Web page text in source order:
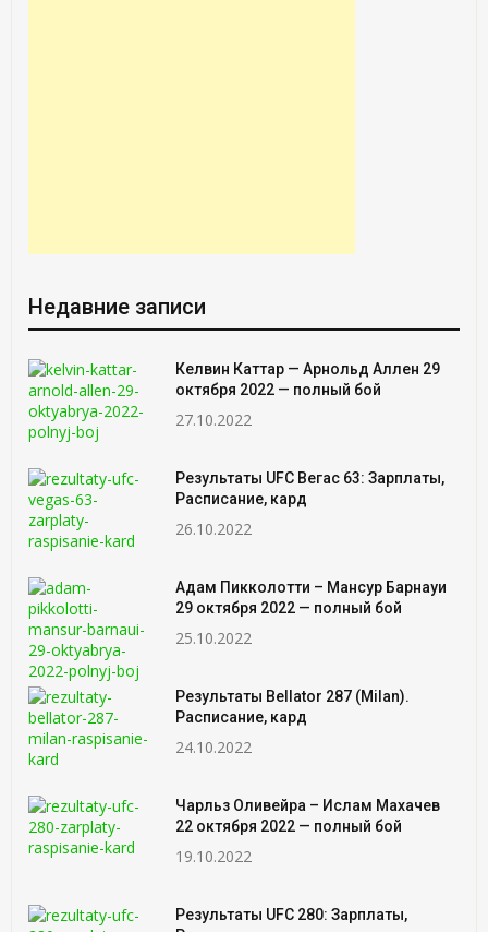
Недавние записи
Келвин Каттар — Арнольд Аллен 29
октября 2022 — полный бой
27.10.2022
Результаты UFC Вегас 63: Зарплаты,
Расписание, кард
26.10.2022
Адам Пикколотти – Мансур Барнауи
29 октября 2022 — полный бой
25.10.2022
Результаты Bellator 287 (Milan).
Расписание, кард
24.10.2022
Чарльз Оливейра – Ислам Махачев
22 октября 2022 — полный бой
19.10.2022
Результаты UFC 280: Зарплаты,